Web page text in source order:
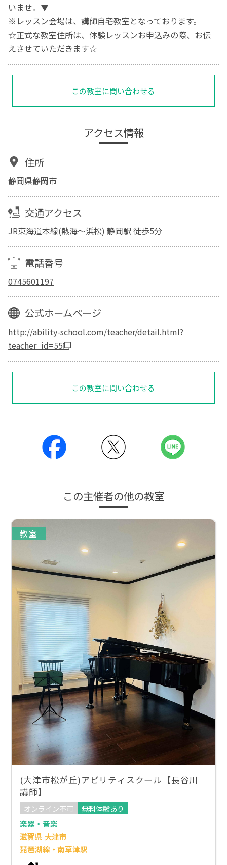
いませ。▼
※レッスン会場は、講師自宅教室となっております。
☆正式な教室住所は、体験レッスンお申込みの際、お伝
えさせていただきます☆
この教室に問い合わせる
アクセス情報
住所
静岡県静岡市
交通アクセス
JR東海道本線(熱海～浜松) 静岡駅 徒歩5分
電話番号
0745601197
公式ホームページ
http://ability-school.com/teacher/detail.html?
teacher_id=55
この教室に問い合わせる
この主催者の他の教室
教室
(大津市松が丘)アビリティスクール【長谷川
講師】
オンライン不可
無料体験あり
楽器・音楽
滋賀県 大津市
琵琶湖線・南草津駅